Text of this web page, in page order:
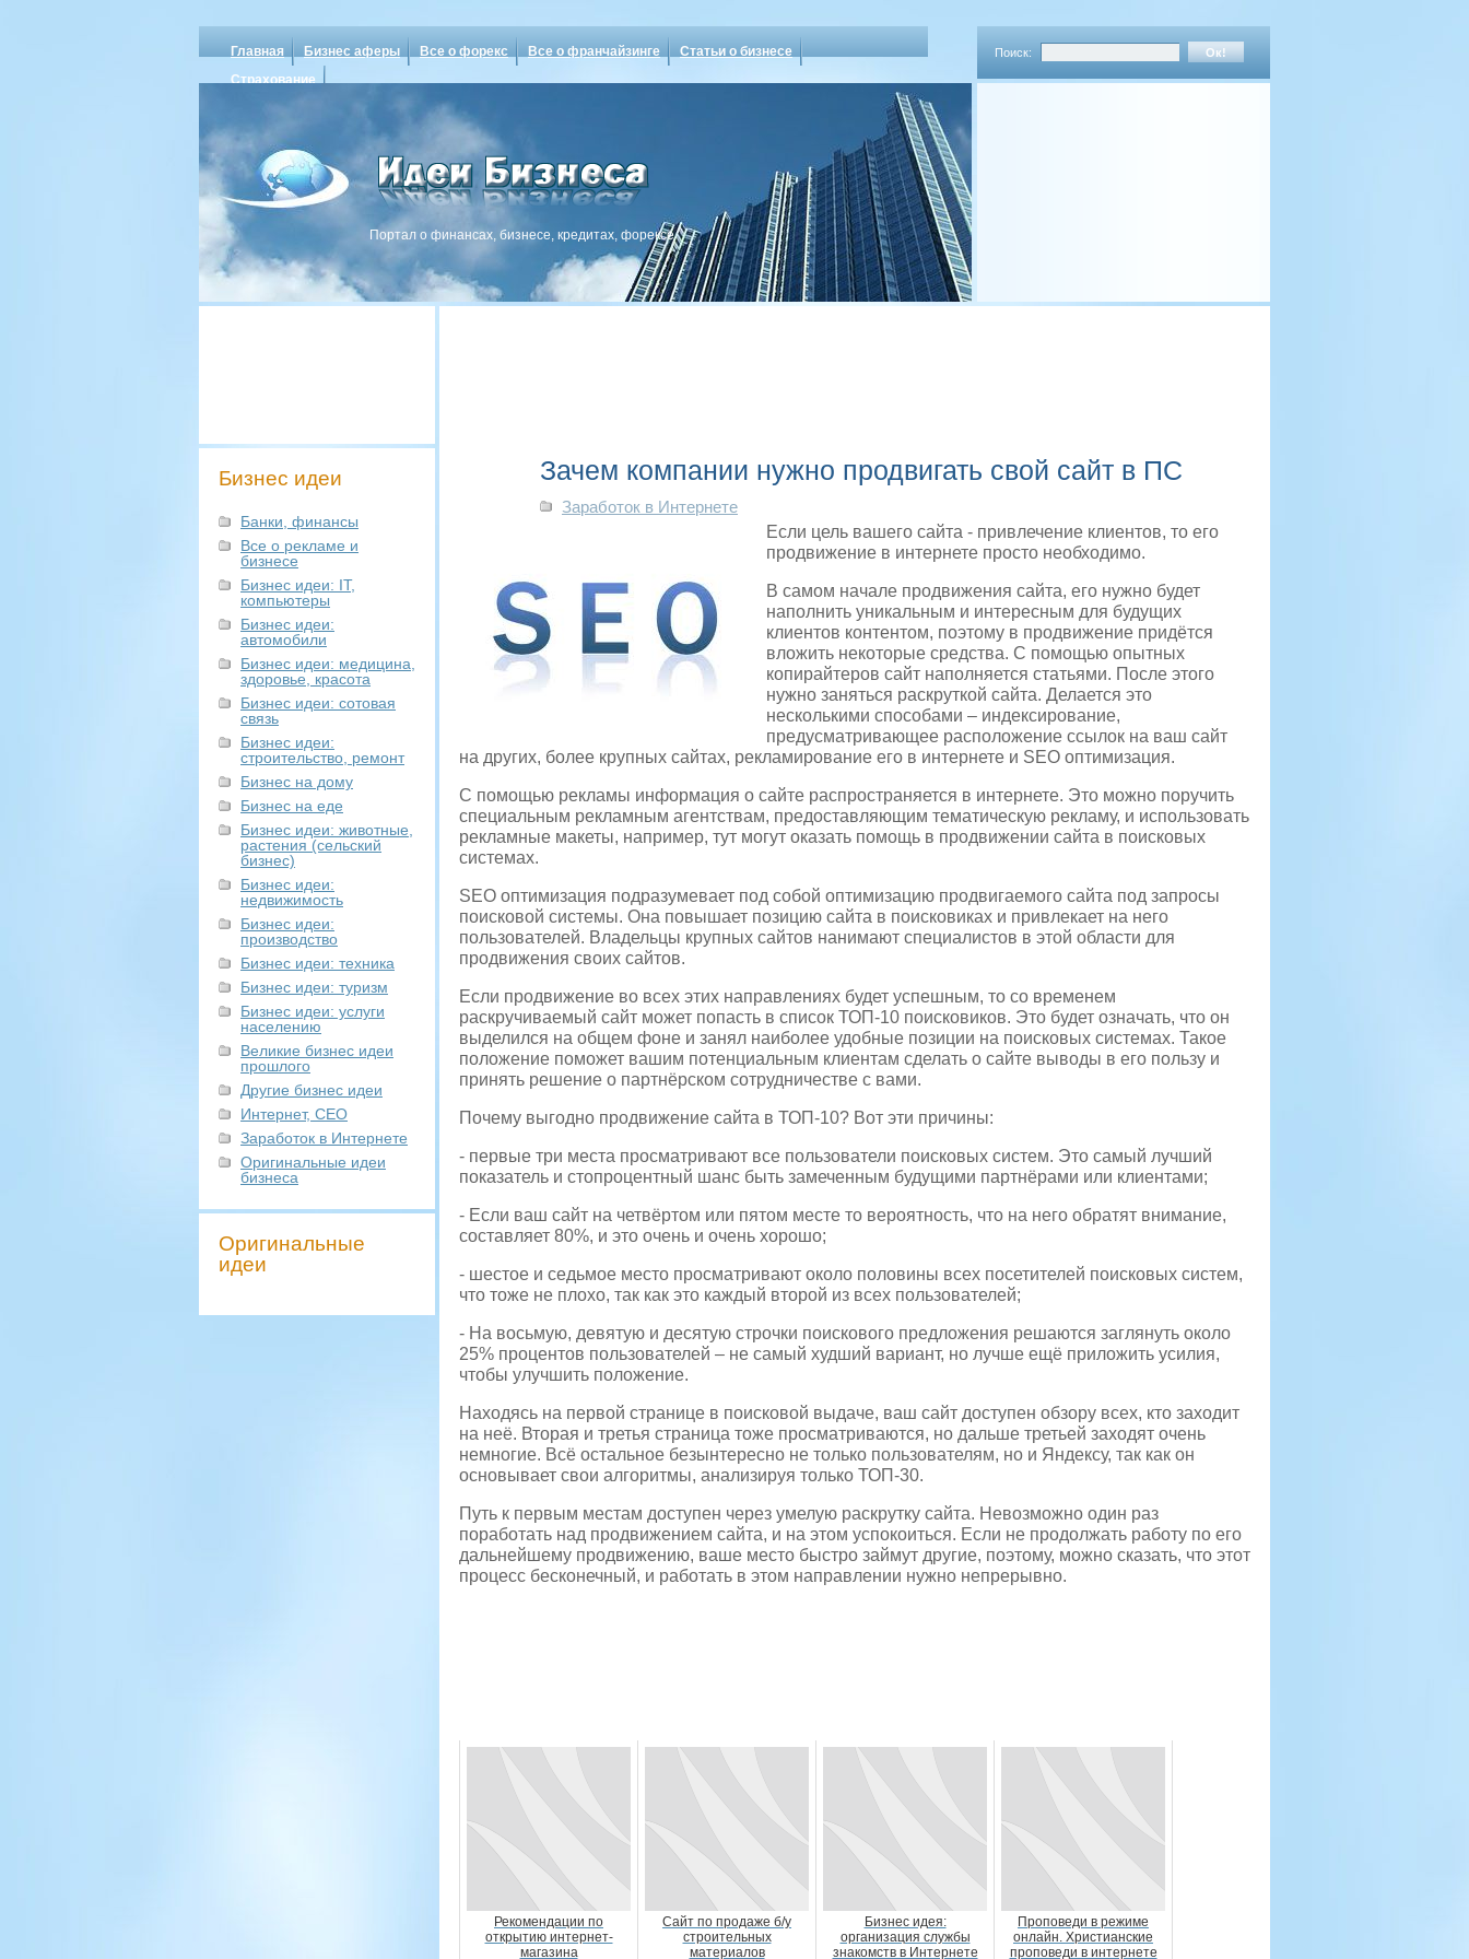
Главная Бизнес аферы Все о форекс Все о франчайзинге
Статьи о бизнесе
Страхование
Поиск:
Портал о финансах, бизнесе, кредитах, форексе
Бизнес идеи
Банки, финансы
Все о рекламе и
бизнесе
Бизнес идеи: IT,
компьютеры
Бизнес идеи:
автомобили
Бизнес идеи: медицина,
здоровье, красота
Бизнес идеи: сотовая
связь
Бизнес идеи:
строительство, ремонт
Бизнес на дому
Бизнес на еде
Бизнес идеи: животные,
растения (сельский
бизнес)
Бизнес идеи:
недвижимость
Бизнес идеи:
производство
Бизнес идеи: техника
Бизнес идеи: туризм
Бизнес идеи: услуги
населению
Великие бизнес идеи
прошлого
Другие бизнес идеи
Интернет, СЕО
Заработок в Интернете
Оригинальные идеи
бизнеса
Оригинальные
идеи
Зачем компании нужно продвигать свой сайт в ПС
Заработок в Интернете
Если цель вашего сайта - привлечение клиентов, то его
продвижение в интернете просто необходимо.
В самом начале продвижения сайта, его нужно будет
наполнить уникальным и интересным для будущих
клиентов контентом, поэтому в продвижение придётся
вложить некоторые средства. С помощью опытных
копирайтеров сайт наполняется статьями. После этого
нужно заняться раскруткой сайта. Делается это
несколькими способами – индексирование,
предусматривающее расположение ссылок на ваш сайт
на других, более крупных сайтах, рекламирование его в интернете и SEO оптимизация.
С помощью рекламы информация о сайте распространяется в интернете. Это можно поручить
специальным рекламным агентствам, предоставляющим тематическую рекламу, и использовать
рекламные макеты, например, тут могут оказать помощь в продвижении сайта в поисковых
системах.
SEO оптимизация подразумевает под собой оптимизацию продвигаемого сайта под запросы
поисковой системы. Она повышает позицию сайта в поисковиках и привлекает на него
пользователей. Владельцы крупных сайтов нанимают специалистов в этой области для
продвижения своих сайтов.
Если продвижение во всех этих направлениях будет успешным, то со временем
раскручиваемый сайт может попасть в список ТОП-10 поисковиков. Это будет означать, что он
выделился на общем фоне и занял наиболее удобные позиции на поисковых системах. Такое
положение поможет вашим потенциальным клиентам сделать о сайте выводы в его пользу и
принять решение о партнёрском сотрудничестве с вами.
Почему выгодно продвижение сайта в ТОП-10? Вот эти причины:
- первые три места просматривают все пользователи поисковых систем. Это самый лучший
показатель и стопроцентный шанс быть замеченным будущими партнёрами или клиентами;
- Если ваш сайт на четвёртом или пятом месте то вероятность, что на него обратят внимание,
составляет 80%, и это очень и очень хорошо;
- шестое и седьмое место просматривают около половины всех посетителей поисковых систем,
что тоже не плохо, так как это каждый второй из всех пользователей;
- На восьмую, девятую и десятую строчки поискового предложения решаются заглянуть около
25% процентов пользователей – не самый худший вариант, но лучше ещё приложить усилия,
чтобы улучшить положение.
Находясь на первой странице в поисковой выдаче, ваш сайт доступен обзору всех, кто заходит
на неё. Вторая и третья страница тоже просматриваются, но дальше третьей заходят очень
немногие. Всё остальное безынтересно не только пользователям, но и Яндексу, так как он
основывает свои алгоритмы, анализируя только ТОП-30.
Путь к первым местам доступен через умелую раскрутку сайта. Невозможно один раз
поработать над продвижением сайта, и на этом успокоиться. Если не продолжать работу по его
дальнейшему продвижению, ваше место быстро займут другие, поэтому, можно сказать, что этот
процесс бесконечный, и работать в этом направлении нужно непрерывно.
Рекомендации по
открытию интернет-
магазина
Сайт по продаже б/у
строительных
материалов
Бизнес идея:
организация службы
знакомств в Интернете
Проповеди в режиме
онлайн. Христианские
проповеди в интернете